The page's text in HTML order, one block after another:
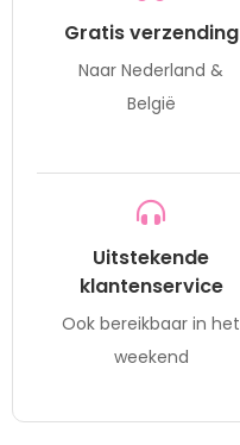
Gratis verzending
Naar Nederland &
België
Uitstekende
klantenservice
Ook bereikbaar in het
weekend